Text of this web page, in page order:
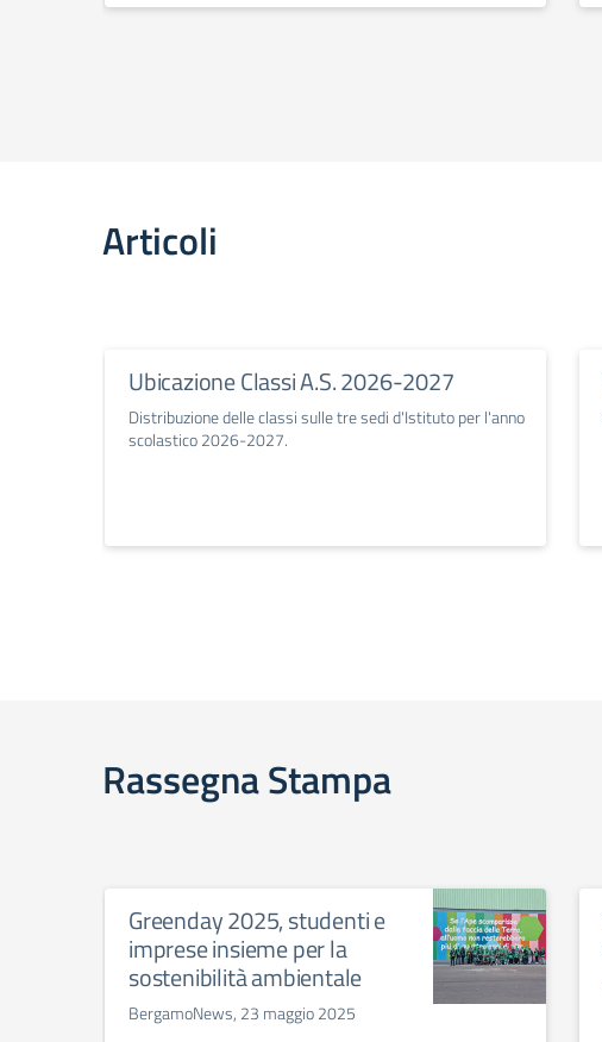
Articoli
Ubicazione Classi A.S. 2026-2027
Distribuzione delle classi sulle tre sedi d'Istituto per l'anno
scolastico 2026-2027.
Rassegna Stampa
Greenday 2025, studenti e
imprese insieme per la
sostenibilità ambientale
BergamoNews, 23 maggio 2025